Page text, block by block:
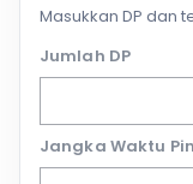
Masukkan DP dan
Jumlah DP
Jangka Waktu